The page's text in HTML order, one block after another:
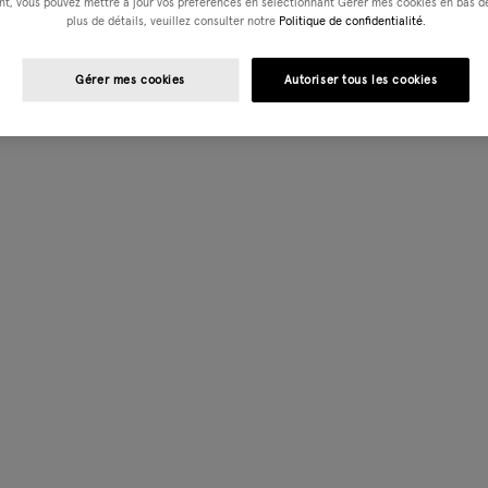
vous pouvez mettre à jour vos préférences en sélectionnant Gérer mes cookies en bas
plus de détails, veuillez consulter notre Politique de confidentialité.
Gérer mes cookies Autoriser tous les cookies